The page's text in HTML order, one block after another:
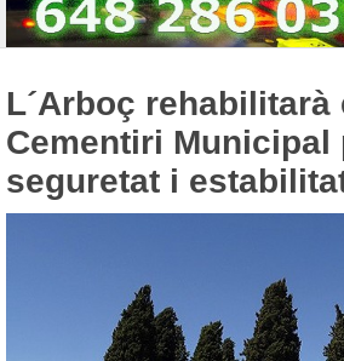
L´Arboç
Cementiri Municipal
seguretat i